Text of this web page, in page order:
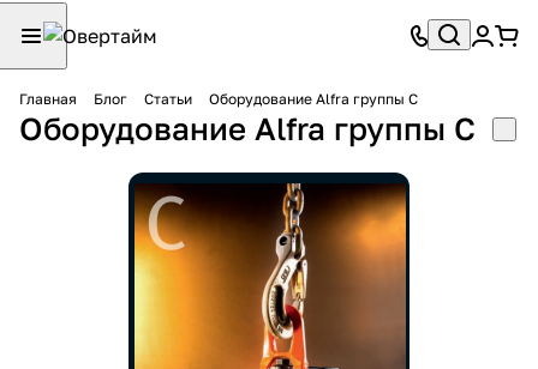
Главная Блог Статьи Оборудование Alfra группы С
Оборудование Alfra группы С